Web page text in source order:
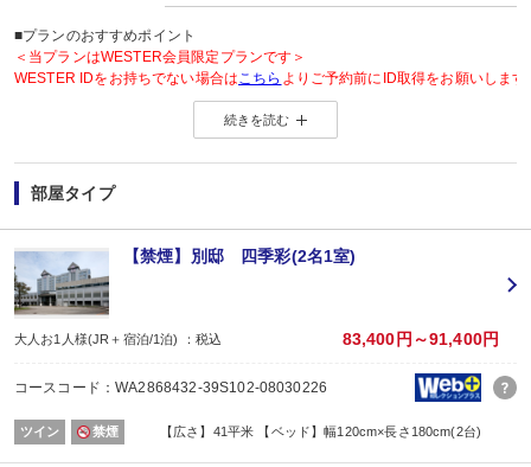
■プランのおすすめポイント
＜当プランはWESTER会員限定プランです＞
WESTER IDをお持ちでない場合はこちら よりご予約前にID取得をお願いします
◆WESTER会員様に「もらってうれしい」WESTERポイント2倍◆
＜WESTERポイントについて＞
旅行プラン利用分のWESTERポイント(通常)と同数分のWESTERポイント(期
WESTERポイント(期間・用途限定)は、ご旅行出発月の翌々月初旬の付与(予
WESTERポイントの後付けはできません。
旅行プランをお申し込み後、予約内容変更・人数変更・キャンセルされた場合
おとな・こども共、有料人員の方がポイント対象です。（添寝幼児は対象外）
【お楽しみメニュー】
・記念日の方にオリジナルデザートをご用意
※期間は問いませんが極端に該当日がずれている場合は対応できません。
※証明できるものをお持ちください。
※記念日の内容（例：誕生日）、記念日の対象者（名前）、記念日の日にちを
続きを読む
部屋タイプ
【禁煙】別邸 四季彩(2名1室)
大人お1人様(JR＋宿泊/1泊) ：税込 83,400円～91,400円
コースコード：WA2868432-39S102-08030226
ツイン 禁煙 【広さ】41平米 【ベッド】幅120cm×長さ180cm(2台)